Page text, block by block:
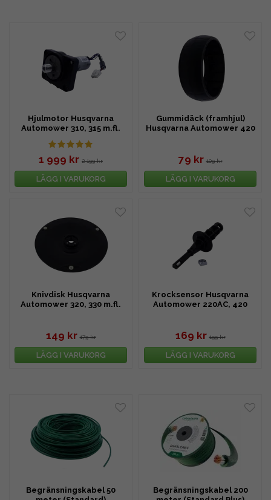
Hjulmotor Husqvarna
Automower 310, 315 m.fl.
1 999 kr 2 199 kr
LÄGG I VARUKORG
Gummidäck (framhjul)
Husqvarna Automower 420
79 kr 109 kr
LÄGG I VARUKORG
Knivdisk Husqvarna
Automower 320, 330 m.fl.
149 kr 179 kr
LÄGG I VARUKORG
Krocksensor Husqvarna
Automower 220AC, 420
169 kr 199 kr
LÄGG I VARUKORG
Begränsningskabel 50
Begränsningskabel 200